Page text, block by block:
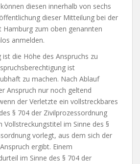
diesen innerhalb von sechs
dieser Mitteilung bei der
Hamburg zum oben genannten
anmelden.
die Höhe des Anspruchs zu
ist
zu machen. Nach Ablauf
Anspruch nur noch geltend
der Verletzte ein vollstreckbares
§ 704 der Zivilprozessordnung
Vollstreckungstitel im Sinne des §
vorlegt, aus dem sich der
ergibt. Einem
im Sinne des § 704 der